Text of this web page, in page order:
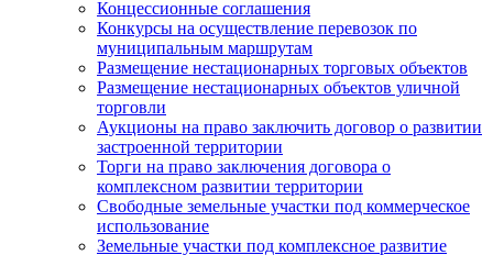
Концессионные соглашения
Конкурсы на осуществление перевозок по
муниципальным маршрутам
Размещение нестационарных торговых объектов
Размещение нестационарных объектов уличной
торговли
Аукционы на право заключить договор о развитии
застроенной территории
Торги на право заключения договора о
комплексном развитии территории
Свободные земельные участки под коммерческое
использование
Земельные участки под комплексное развитие